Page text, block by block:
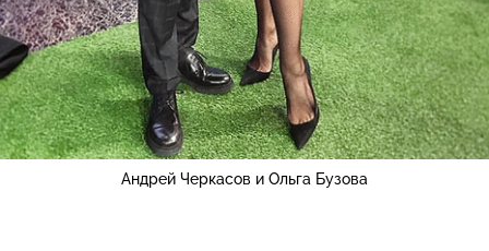
Андрей Черкасов и Ольга Бузова